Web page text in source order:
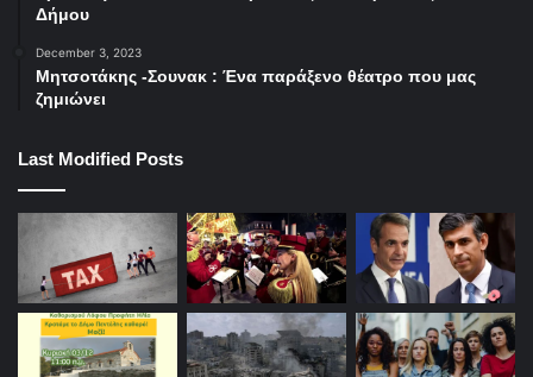
Δήμου
December 3, 2023
Μητσοτάκης -Σουνακ : Ένα παράξενο θέατρο που μας
ζημιώνει
Last Modified Posts